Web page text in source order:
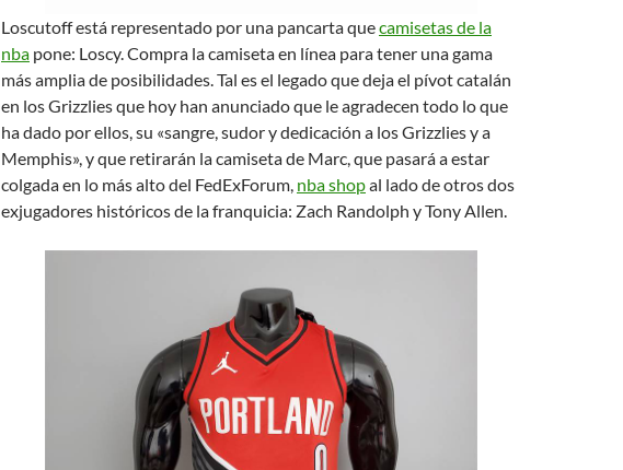
Loscutoff está representado por una pancarta quecamisetas de la
nba pone: Loscy. Compra la camiseta en línea para tener una gama
más amplia de posibilidades. Tal es el legado que deja el pívot catalán
en los Grizzlies que hoy han anunciado que le agradecen todo lo que
ha dado por ellos, su «sangre, sudor y dedicación a los Grizzlies y a
Memphis», y que retirarán la camiseta de Marc, que pasará a estar
colgada en lo más alto del FedExForum, nba shopal lado de otros dos
exjugadores históricos de la franquicia: Zach Randolph y Tony Allen.